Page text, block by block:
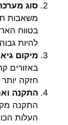
סוג
משאבות
בטווח
להיות
מיקום
באזורים
חזקה
התקנה
התקנה
העלות